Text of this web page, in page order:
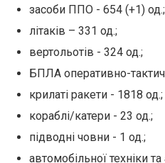
засоби ППО - 654 (+1) од.;
літаків – 331 од.;
вертольотів - 324 од.;
БПЛА оперативно-
крилаті ракети - 1818 од.;
кораблі/катери - 23 од.;
підводні човни - 1 од.;
автомобільної техніки